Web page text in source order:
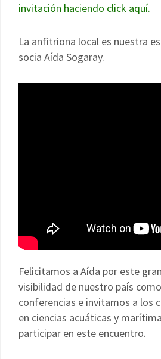
invitación haciendo click aquí.
La anfitriona local es nuestra
socia Aída Sogaray.
Felicitamos a Aída por este
visibilidad de nuestro país
conferencias e invitamos a los
en ciencias acuáticas y
participar en este encuentro.